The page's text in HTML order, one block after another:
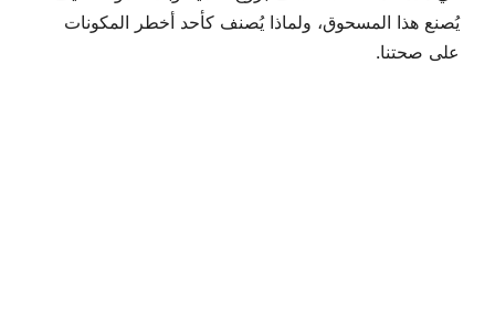
يُصنع هذا المسحوق، ولماذا يُصنف كأحد أخطر المكونات
على صحتنا.